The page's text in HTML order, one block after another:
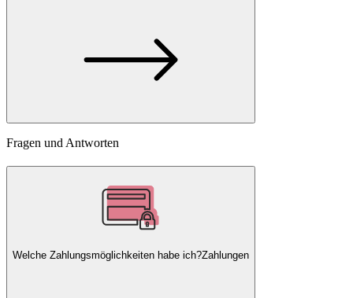
Fragen und Antworten
Welche Zahlungsmöglichkeiten habe ich?Zahlungen